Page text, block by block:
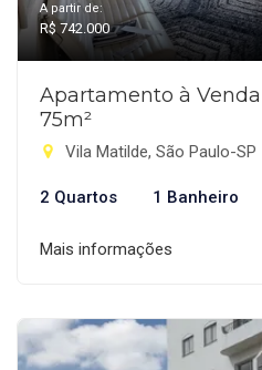
A partir de:
R$ 742.000
Apartamento à
75m²
Vila Matilde, São Paulo-SP
2 Quartos 1 Banheiro
Mais informações